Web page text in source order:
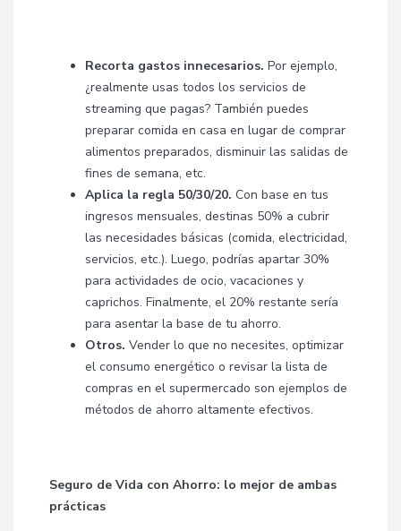
Recorta gastos innecesarios. Por ejemplo,
¿realmente usas todos los servicios de
streaming que pagas? También puedes
preparar comida en casa en lugar de comprar
alimentos preparados, disminuir las salidas de
fines de semana, etc.
Aplica la regla 50/30/20. Con base en tus
ingresos mensuales, destinas 50% a cubrir
las necesidades básicas (comida, electricidad,
servicios, etc.). Luego, podrías apartar 30%
para actividades de ocio, vacaciones y
caprichos. Finalmente, el 20% restante sería
para asentar la base de tu ahorro.
Otros. Vender lo que no necesites, optimizar
el consumo energético o revisar la lista de
compras en el supermercado son ejemplos de
métodos de ahorro altamente efectivos.
Seguro de Vida con Ahorro: lo mejor de ambas
prácticas